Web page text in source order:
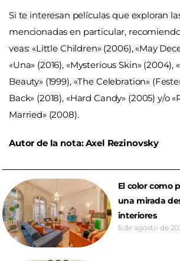
Si te interesan películas que exploran
mencionadas en particular,
veas: «Little Children» (2006), «May
«Una» (2016), «Mysterious Skin» (2004),
Beauty» (1999), «The Celebration»
Back» (2018), «Hard Candy» (2005) y/o
Married» (2008).
Autor de la nota: Axel Rezinovsky
El color como
una mirada
interiores
6 de agosto de